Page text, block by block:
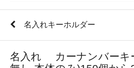
名入れキーホルダー
名入れ カーナンバーキ